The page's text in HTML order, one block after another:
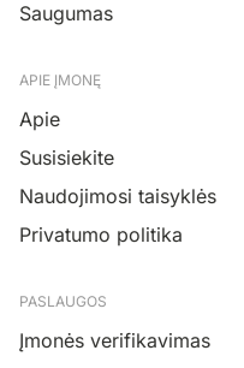
Saugumas
APIE ĮMONĘ
Apie
Susisiekite
Naudojimosi taisyklės
Privatumo politika
PASLAUGOS
Įmonės verifikavimas